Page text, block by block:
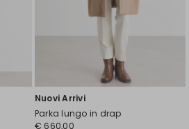
Nuovi Arrivi
Parka lungo in drap
€ 660,00